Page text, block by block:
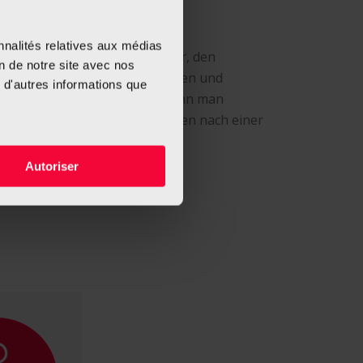
relatives aux médias
de notre site avec nos
informations que
Autoriser
Sie machen es leichter, den
Beobachtes einzunehmen und
zu durchbrechen. So kann man
passiert, wenn man Verlangen nach einer